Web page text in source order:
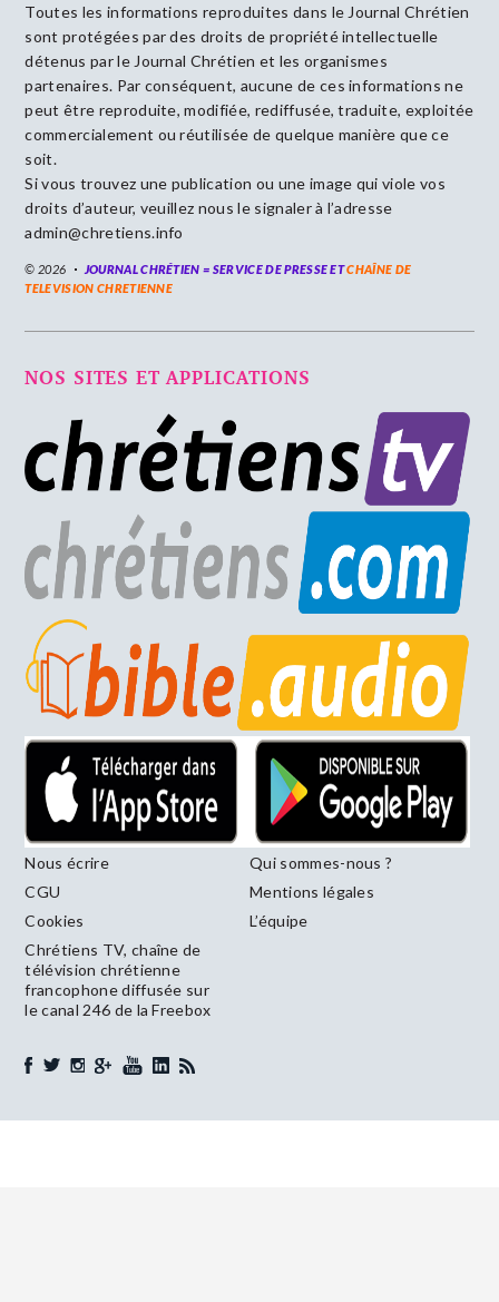
Toutes les informations reproduites dans le Journal Chrétien
sont protégées par des droits de propriété intellectuelle
détenus par le Journal Chrétien et les organismes
partenaires. Par conséquent, aucune de ces informations ne
peut être reproduite, modifiée, rediffusée, traduite, exploitée
commercialement ou réutilisée de quelque manière que ce
soit.
Si vous trouvez une publication ou une image qui viole vos
droits d’auteur, veuillez nous le signaler à l’adresse
admin@chretiens.info
© 2026 JOURNAL CHRÉTIEN = SERVICE DE PRESSE ETCHAÎNE DE
TELEVISION CHRETIENNE
NOS SITES ET APPLICATIONS
Nous écrire
Qui sommes-nous ?
CGU
Mentions légales
Cookies
L’équipe
Chrétiens TV, chaîne de
télévision chrétienne
francophone diffusée sur
le canal 246 de la Freebox